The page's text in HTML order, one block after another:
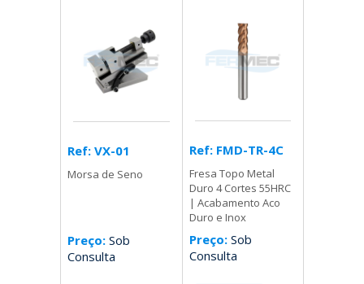
Ref: VX-01
Morsa de Seno
Preço: Sob
Consulta
Ref: FMD-TR-4C
Fresa Topo Metal
Duro 4 Cortes 55HRC
| Acabamento Aco
Duro e Inox
Preço:Sob
Consulta